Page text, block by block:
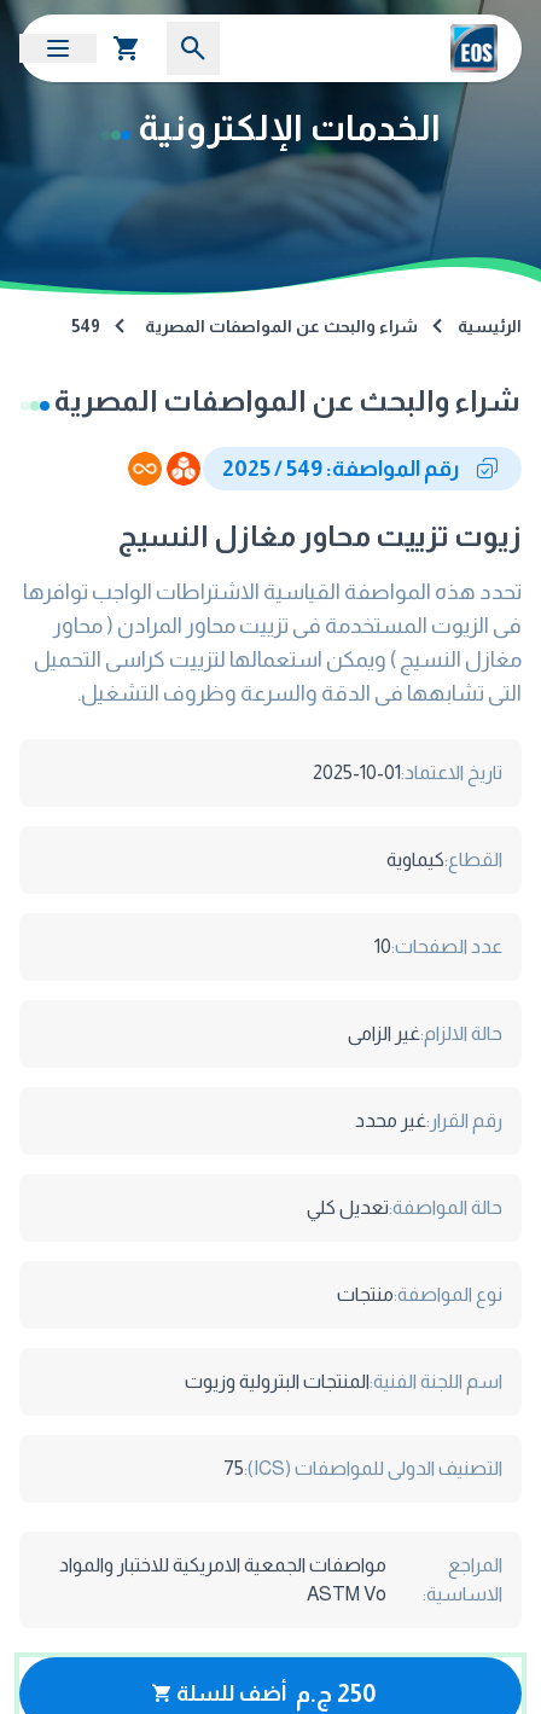
الخدمات الإلكترونية
الرئيسية شراء والبحث عن المواصفات المصرية 549
شراء والبحث عن المواصفات المصرية
رقم المواصفة: 549 / 2025
زيوت تزييت محاور مغازل النسيج
تحدد هذه المواصفة القياسية الاشتراطات الواجب توافرها
فى الزيوت المستخدمة فى تزييت محاور المرادن ( محاور
مغازل النسيج ) ويمكن استعمالها لتزييت كراسى التحميل
التى تشابهها فى الدقة والسرعة وظروف التشغيل.
تاريخ الاعتماد:2025-10-01
القطاع:كيماوية
عدد الصفحات:10
حالة الالزام:غير الزامى
رقم القرار:غير محدد
حالة المواصفة:تعديل كلي
نوع المواصفة:منتجات
اسم اللجنة الفنية:المنتجات البترولية وزيوت
التصنيف الدولى للمواصفات (ICS): 75
المراجع
الاساسية:
مواصفات الجمعية الامريكية للاختبار والمواد
ASTM Vo
250 ج.م أضف للسلة